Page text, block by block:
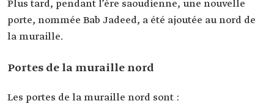
Plus tard, pendant l’ère saoudienne, une nouvelle
porte, nommée Bab Jadeed, a été ajoutée au nord de
la muraille.
Portes de la muraille nord
Les portes de la muraille nord sont :